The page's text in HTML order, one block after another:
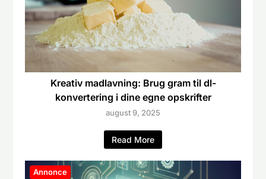
Kreativ madlavning: Brug gram til dl-
konvertering i dine egne opskrifter
august 9, 2025
Read More
Annonce